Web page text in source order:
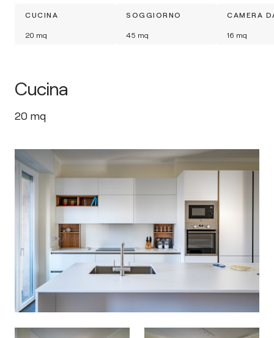
CUCINA
20 mq
SOGGIORNO
45 mq
CAMERA
16 mq
Cucina
20 mq